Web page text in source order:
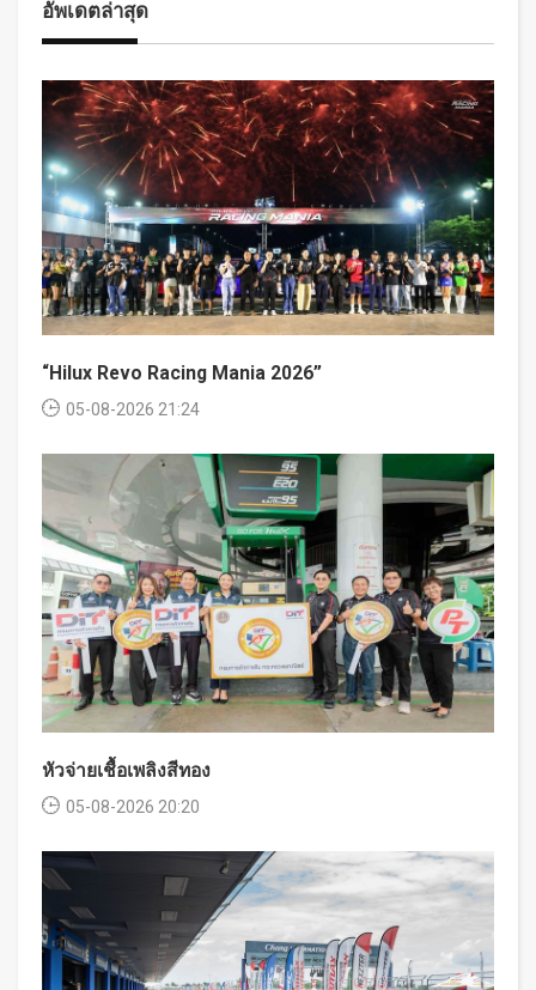
อัพเดตล่าสุด
“Hilux Revo Racing Mania 2026”
05-08-2026 21:24
หัวจ่ายเชื้อเพลิงสีทอง
05-08-2026 20:20